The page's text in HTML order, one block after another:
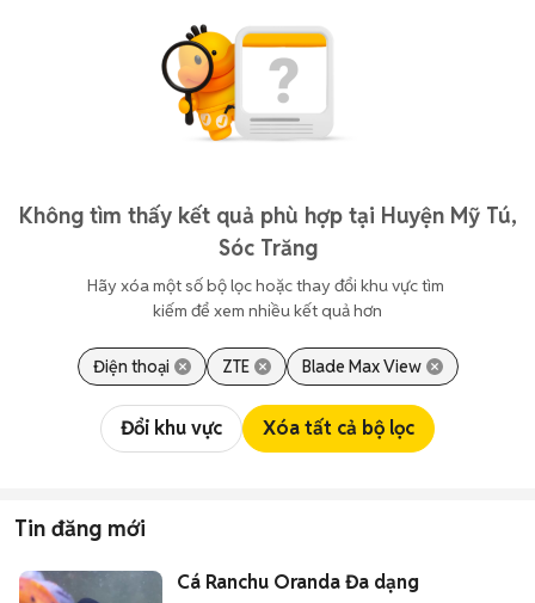
Không tìm thấy kết quả phù hợp tại Huyện Mỹ Tú,
Sóc Trăng
Hãy xóa một số bộ lọc hoặc thay đổi khu vực tìm
kiếm để xem nhiều kết quả hơn
Điện thoại ZTE Blade Max View
Đổi khu vực Xóa tất cả bộ lọc
Tin đăng mới
Cá Ranchu Oranda Đa dạng